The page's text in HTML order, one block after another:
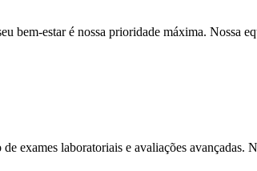
estar é nossa prioridade máxima. Nossa
exames laboratoriais e avaliações avançadas.